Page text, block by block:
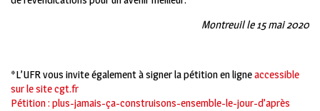
Montreuil le 15 mai 2020
*L’UFR vous invite également à signer la pétition en ligneaccessible
sur le site cgt.fr
Pétition : plus-jamais-ça-construisons-ensemble-le-jour-d’après